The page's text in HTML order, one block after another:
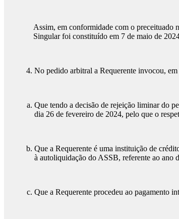
Assim, em conformidade com o preceituado
Singular foi constituído em 7 de maio de
No pedido arbitral a Requerente invocou, em
Que tendo a decisão de rejeição liminar do
dia 26 de fevereiro de 2024, pelo que o
Que a Requerente é uma instituição de
à autoliquidação do ASSB, referente ao ano
Que a Requerente procedeu ao pagamento